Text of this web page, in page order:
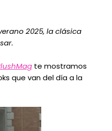
2025, la clásica
te mostramos
que van del día a la